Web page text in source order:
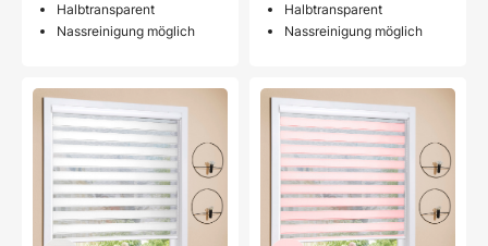
Halbtransparent
Nassreinigung möglich
Halbtransparent
Nassreinigung möglich